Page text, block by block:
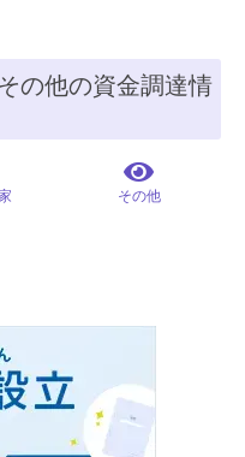
の他の資金調達情
その他